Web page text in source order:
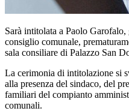
Sarà intitolata a Paolo
consiglio comunale,
sala consiliare di Palazzo San
La cerimonia di intitolazione si
alla presenza del sindaco, del
familiari del compianto
comunali.